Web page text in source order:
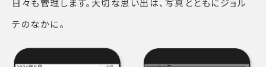
日々も管理します。大切な思い出は、写真とともにジョル
テのなかに。